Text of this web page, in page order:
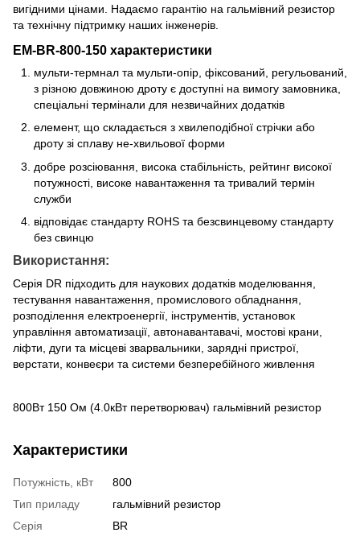
вигідними цінами. Надаємо гарантію на гальмівний резистор
та технічну підтримку наших інженерів.
EM-BR-800-150 характеристики
мульти-термнал та мульти-опір, фіксований, регульований,
з різною довжиною дроту є доступні на вимогу замовника,
спеціальні термінали для незвичайних додатків
елемент, що складається з хвилеподібної стрічки або
дроту зі сплаву не-хвильової форми
добре розсіювання, висока стабільність, рейтинг високої
потужності, високе навантаження та тривалий термін
служби
відповідає стандарту ROHS та безсвинцевому стандарту
без свинцю
Використання:
Серія DR підходить для наукових додатків моделювання,
тестування навантаження, промислового обладнання,
розподілення електроенергії, інструментів, установок
управління автоматизації, автонавантавачі, мостові крани,
ліфти, дуги та місцеві зварвальники, зарядні пристрої,
верстати, конвеєри та системи безперебійного живлення
800Вт 150 Oм (4.0кВт перетворювач) гальмівний резистор
Характеристики
Потужність, кВт
800
Тип приладу
гальмівний резистор
Серія
BR